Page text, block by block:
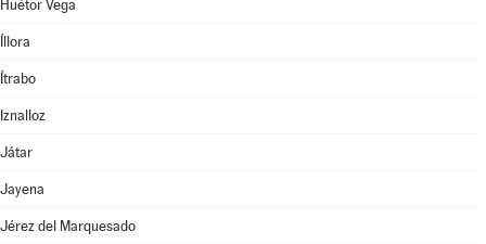
Huétor Vega
Íllora
Ítrabo
Iznalloz
Játar
Jayena
Jérez del Marquesado